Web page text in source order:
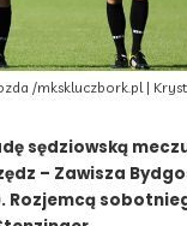
/mkskluczbork.pl |
sędziowską
– Zawisza
Rozjemcą